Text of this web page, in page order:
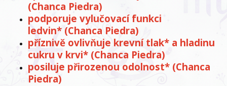
(Chanca Piedra)
podporuje vylučovací funkci
ledvin* (Chanca Piedra)
příznivě ovlivňuje krevní tlak* a hladinu
cukru v krvi* (Chanca Piedra)
posiluje přirozenou odolnost* (Chanca
Piedra)